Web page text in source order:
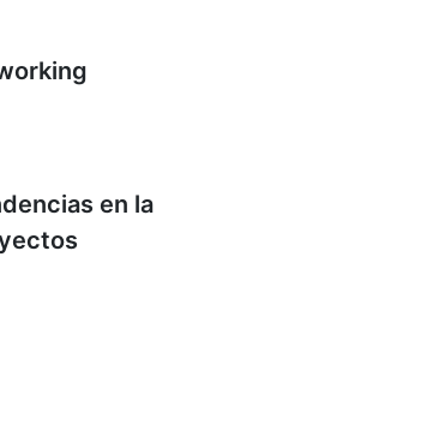
en la